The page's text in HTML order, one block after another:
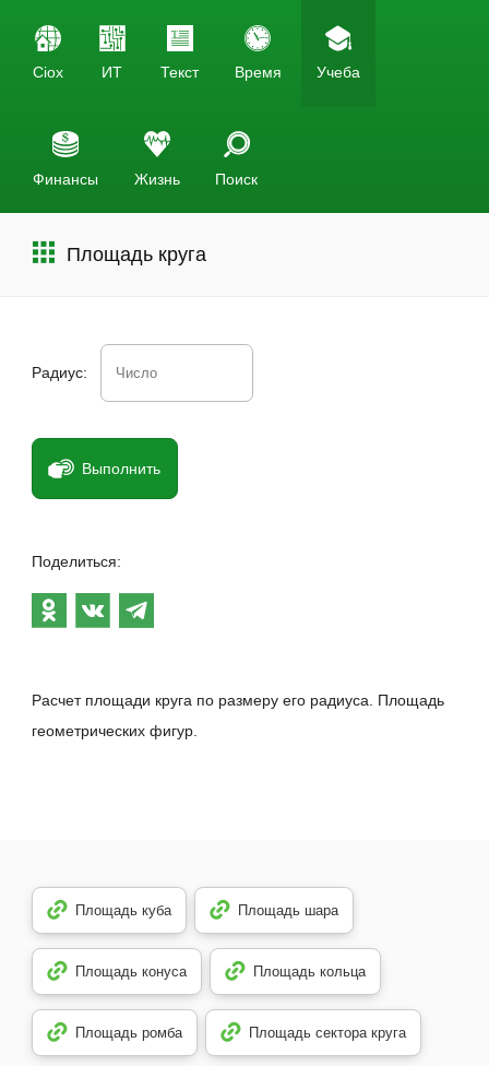
Ciox ИТ Текст Время Учеба
Финансы Жизнь Поиск
Площадь круга
Радиус:
Выполнить
Поделиться:
Расчет площади круга по размеру его радиуса. Площадь
геометрических фигур.
Площадь куба Площадь шара
Площадь конуса Площадь кольца
Площадь ромба Площадь сектора круга